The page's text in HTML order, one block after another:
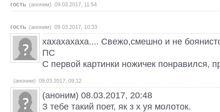
гость (аноним) 09.03.2017, 11:54
гость (аноним) 09.03.2017, 10:33
хахахахаха.... Свежо,смешно и не
ПС
С первой картинки ножичек понравился,
(аноним) 09.03.2017, 09:12
(аноним) 08.03.2017, 20:48
З тебе такий поет, як з х уя молоток.